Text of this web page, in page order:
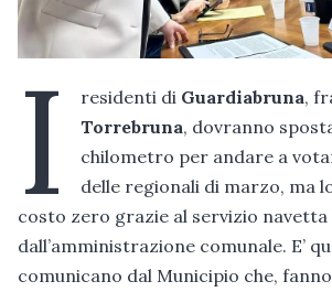
I residenti di Guardiabruna,
Torrebruna, dovranno
chilometro per andare a
delle regionali di marzo, ma
costo zero grazie al servizio
dall’amministrazione comunale. E’
comunicano dal Municipio che,